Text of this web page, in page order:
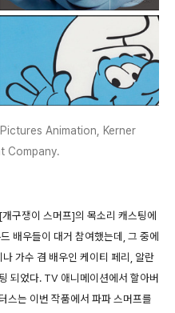
Animation, Kerner
Company.
구쟁이 스머프]의 목소리 캐스팅에
배우들이 대거 참여했는데, 그 중에
가수 겸 배우인 케이티 페리, 알란
되었다. TV 애니메이션에서 할아버
스는 이번 작품에서 파파 스머프를